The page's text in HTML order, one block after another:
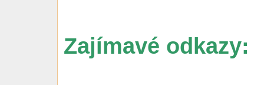
Zajímavé odkazy: